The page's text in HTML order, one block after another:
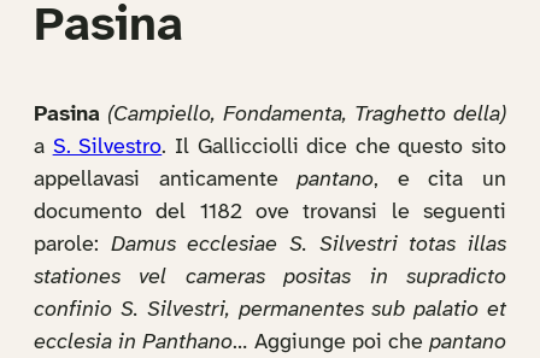
Pasina
Pasina (Campiello, Fondamenta, Traghetto della)
a S. Silvestro. Il Gallicciolli dice che questo sito
appellavasi anticamentepantano, e cita un
documento del 1182 ove trovansi le seguenti
parole: Damus ecclesiae S. Silvestri totas illas
stationes vel cameras positas in supradicto
confinio S. Silvestri, permanentes sub palatio et
ecclesia in Panthano… Aggiunge poi chepantano